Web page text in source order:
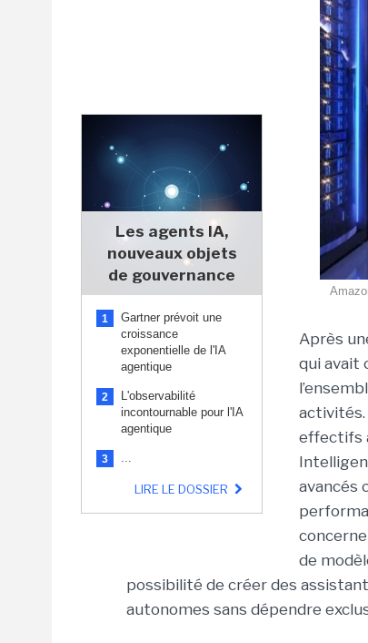
Les agents IA,
nouveaux objets
de gouvernance
1
Gartner prévoit une
croissance
exponentielle de l'IA
agentique
2
L'observabilité
incontournable pour l'IA
agentique
3 ...
LIRE LE DOSSIER
Après
qui avait
activités.
effectifs
avancés
de
possibilité de créer des
autonomes sans dépendre